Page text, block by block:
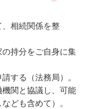
、相続関係を整
の持分をご自身に集
する（法務局）。
機関と協議し、可能
ども含めて）。